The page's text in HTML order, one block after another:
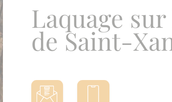
Laquage
de Saint-